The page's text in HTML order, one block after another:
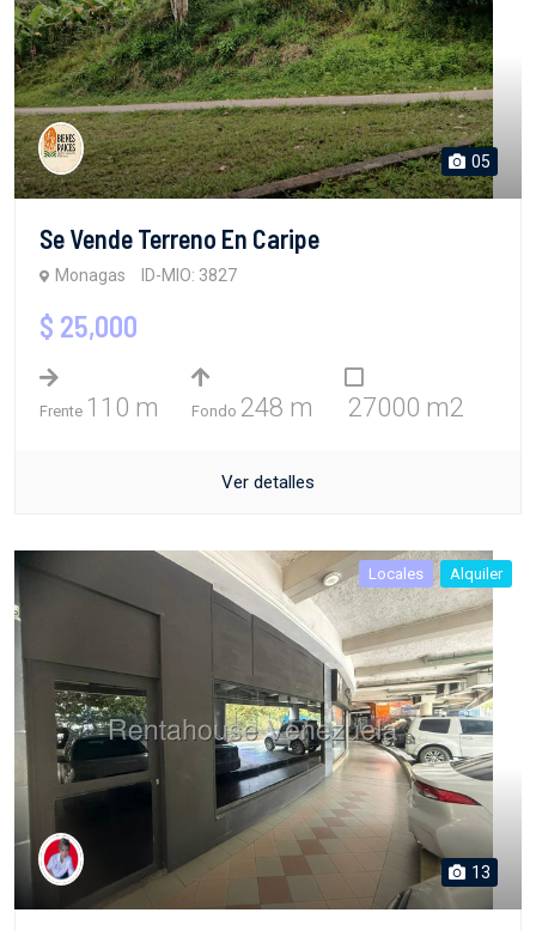
05
Se Vende Terreno En Caripe
Monagas ID-MIO: 3827
$ 25,000
Frente 110 m Fondo 248 m 27000 m2
Ver detalles
Locales Alquiler
13